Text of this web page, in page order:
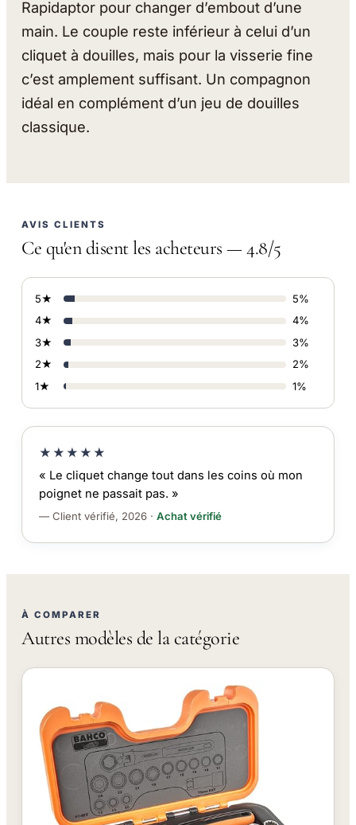
Rapidaptor pour changer d’embout d’une
main. Le couple reste inférieur à celui d’un
cliquet à douilles, mais pour la visserie fine
c’est amplement suffisant. Un compagnon
idéal en complément d’un jeu de douilles
classique.
AVIS CLIENTS
Ce qu'en disent les acheteurs — 4.8/5
5★
5%
4★
4%
3★
3%
2★
2%
1★
1%
★★★★★
« Le cliquet change tout dans les coins où mon
poignet ne passait pas. »
— Client vérifié, 2026 · Achat vérifié
À COMPARER
Autres modèles de la catégorie